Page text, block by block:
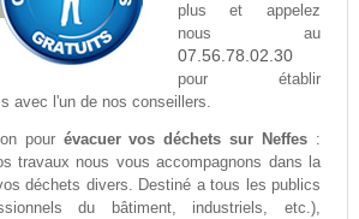
plus et appelez
nous au
07.56.78.02.30
pour établir
avec l'un de nos conseillers.
pour évacuer vos déchets sur Neffes :
travaux nous vous accompagnons dans la
déchets divers. Destiné a tous les publics
du bâtiment, industriels, etc.),